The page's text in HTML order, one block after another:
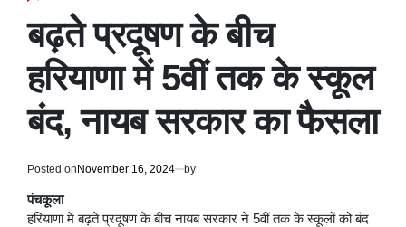
बढ़ते प्रदूषण के बीच
हरियाणा में 5वीं तक के स्कूल
बंद, नायब सरकार का फैसला
Posted onNovember 16, 2024 by
पंचकूला
हरियाणा में बढ़ते प्रदूषण के बीच नायब सरकार ने 5वीं तक के स्कूलों को बंद